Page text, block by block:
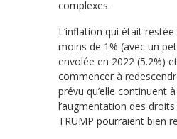
complexes.
L’inflation qui était
moins de 1% (avec un
envolée en 2022 (5.2%)
commencer à
prévu qu’elle continuent
l’augmentation des
TRUMP pourraient bien